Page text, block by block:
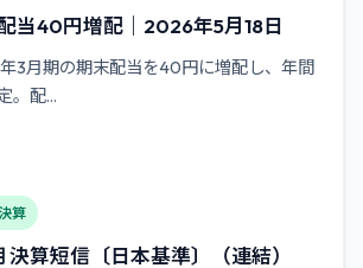
当40円増配｜2026年5月18日
3月期の期末配当を40円に増配し、年間
。配...
決算
算短信〔日本基準〕（連結）